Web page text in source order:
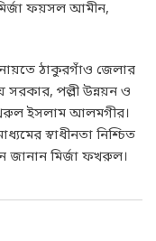
ফয়সল আমীন,
ঠাকুরগাঁও জেলার
সরকার, পল্লী উন্নয়ন ও
ইসলাম আলমগীর।
স্বাধীনতা নিশ্চিত
জানান মির্জা ফখরুল।